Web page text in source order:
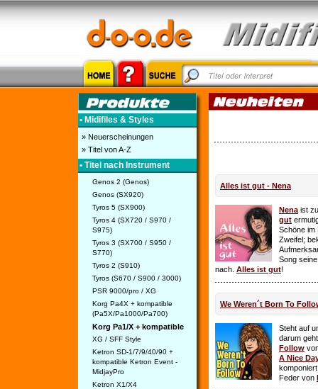
• Midifiles & Styles
» Neuerscheinungen
» Titel von A-Z
• Titel nach Instrument
Genos 2 (Genos)
Genos (SX920)
Tyros 5 (SX900)
Tyros 4 (SX720 / S970 /
S975)
Tyros 3 (SX700 / S950 /
S770)
Tyros 2 (S910)
Tyros (S670 / S900 / 3000)
PSR 9000/pro / XG
Korg Pa4X + kompatible
(Pa5X/Pa1000/Pa700)
Korg Pa1/X + kompatible
XG / SFF Style
Ketron SD-1/7/9/40/90 +
kompatible Ketron Event -
MidjayPro
Ketron X1/X4
Alles ist gut - Nena
Nena ist
gut
Schöne im
Zweifel;
Song
nach. Alles ist gut!
We Weren´t Born To
Steht auf
darum
Follow
A Nice
Feder von